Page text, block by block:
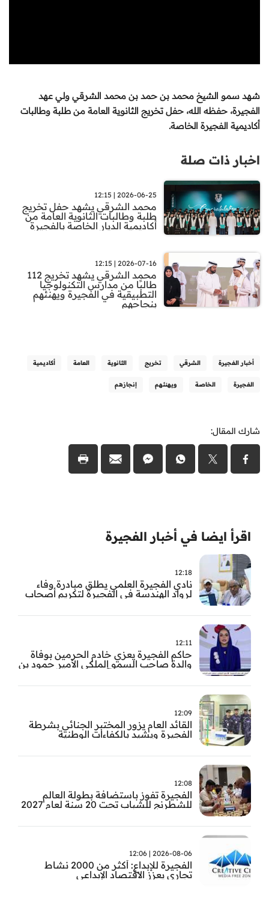
شهد سمو الشيخ محمد بن حمد بن محمد الشرقي ولي عهد
الفجيرة، حفظه الله، حفل تخريج الثانوية العامة من طلبة وطالبات
أكاديمية الفجيرة الخاصة.
اخبار ذات صلة
2026-06-25 | 12:15
محمد الشرقي يشهد حفل تخريج
طلبة وطالبات الثانوية العامة من
أكاديمية الديار الخاصة بالفجيرة
2026-07-16 | 12:15
محمد الشرقي يشهد تخريج 112
طالبًا من مدارس التكنولوجيا
التطبيقية في الفجيرة ويهنئهم
بنجاحهم
أخبار الفجيرة الشرقي تخريج الثانوية العامة أكاديمية
الفجيرة الخاصة ويهنئهم إنجازهم
شارك المقال:
اقرأ ايضا في أخبار الفجيرة
12:18
نادي الفجيرة العلمي يطلق مبادرة وفاء
لرواد الهندسة في الفجيرة لتكريم أصحاب
12:11
حاكم الفجيرة يعزي خادم الحرمين بوفاة
والدة صاحب السمو الملكي الأمير حمود بن
12:09
القائد العام يزور المختبر الجنائي بشرطة
الفجيرة ويشيد بالكفاءات الوطنية
12:08
الفجيرة تفوز باستضافة بطولة العالم
للشطرنج للشباب تحت 20 سنة لعام 2027
2026-08-06 | 12:06
الفجيرة للإبداع: أكثر من 2000 نشاط
تجاري يعزز الاقتصاد الإبداعي